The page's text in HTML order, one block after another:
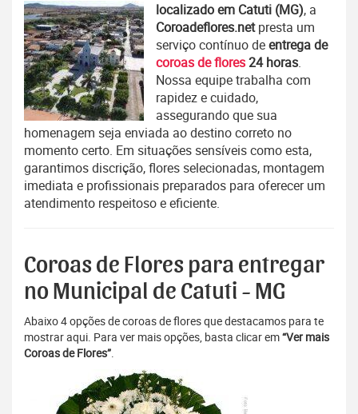
localizado em Catuti (MG), a
Coroadeflores.netpresta um
serviço contínuo deentrega de
coroas de flores24 horas.
Nossa equipe trabalha com
rapidez e cuidado,
assegurando que sua
homenagem seja enviada ao destino correto no
momento certo. Em situações sensíveis como esta,
garantimos discrição, flores selecionadas, montagem
imediata e profissionais preparados para oferecer um
atendimento respeitoso e eficiente.
Coroas de Flores para entregar
no Municipal de Catuti - MG
Abaixo 4 opções de coroas de flores que destacamos para te
mostrar aqui. Para ver mais opções, basta clicar em“Ver mais
Coroas de Flores”.